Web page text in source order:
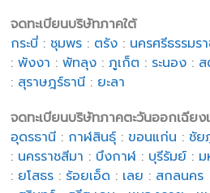
จดทะเบียนบริษัทภาคใต้
กระบี่ : ชุมพร : ตรัง : นครศรีธรรมร
:พังงา :พัทลุง :ภูเก็ต : ระนอง :
: สุราษฎร์ธานี : ยะลา
จดทะเบียนบริษัทภาคตะวันออกเฉียง
อุดรธานี : กาฬสินธุ์ : ขอนแก่น : ชัย
: นครราชสีมา : บึงกาฬ : บุรีรัมย์ : ม
: ยโสธร : ร้อยเอ็ด : เลย : สกลนคร